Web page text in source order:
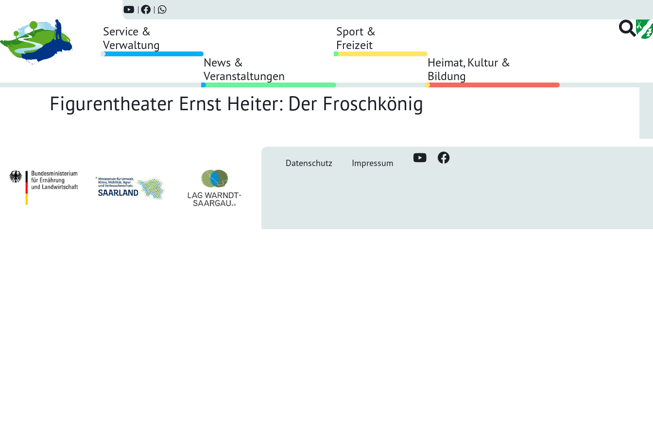
Service &
Verwaltung
News &
Veranstaltungen
Sport &
Freizeit
Heimat, Kultur &
Bildung
Figurentheater Ernst Heiter: Der Froschkönig
Datenschutz Impressum